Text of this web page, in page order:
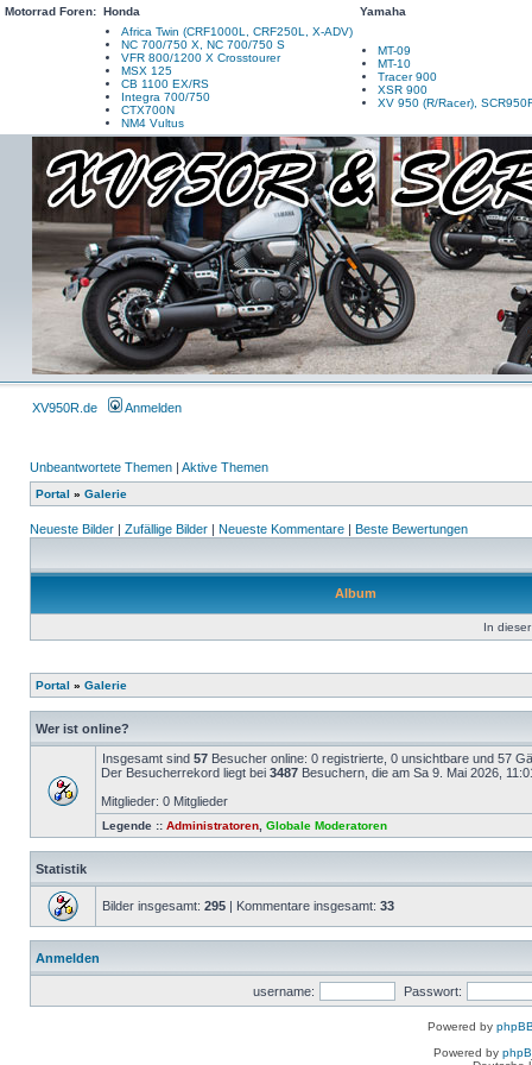
Motorrad Foren: Honda
Yamaha
Africa Twin (CRF1000L, CRF250L, X-ADV)
NC 700/750 X, NC 700/750 S
VFR 800/1200 X Crosstourer
MSX 125
CB 1100 EX/RS
Integra 700/750
CTX700N
NM4 Vultus
MT-09
MT-10
Tracer 900
XSR 900
XV 950 (R/Racer),
XV950R.de Anmelden
Unbeantwortete Themen | Aktive Themen
Portal » Galerie
Neueste Bilder | Zufällige Bilder | Neueste Kommentare | Beste Bewertungen
Album
In
Portal » Galerie
Wer ist online?
Insgesamt sind 57 Besucher online: 0 registrierte, 0 unsichtbare und 57
Der Besucherrekord liegt bei 3487 Besuchern, die am Sa 9. Mai 2026,
Mitglieder: 0 Mitglieder
Legende :: Administratoren Globale Moderatoren
Statistik
Bilder insgesamt: 295 | Kommentare insgesamt: 33
Anmelden
username: Passwort:
Powered by
Powered by